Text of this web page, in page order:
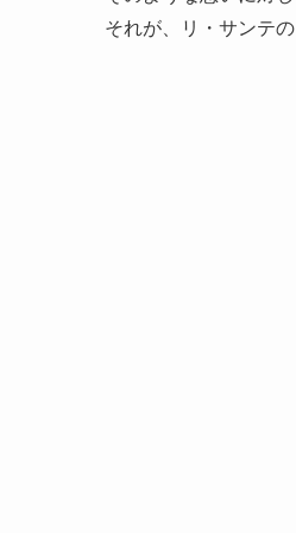
それが、リ・サンテの